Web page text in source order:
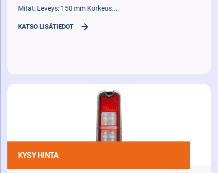
Mitat: Leveys: 150 mm Korkeus...
KATSO LISÄTIEDOT
KYSY HINTA